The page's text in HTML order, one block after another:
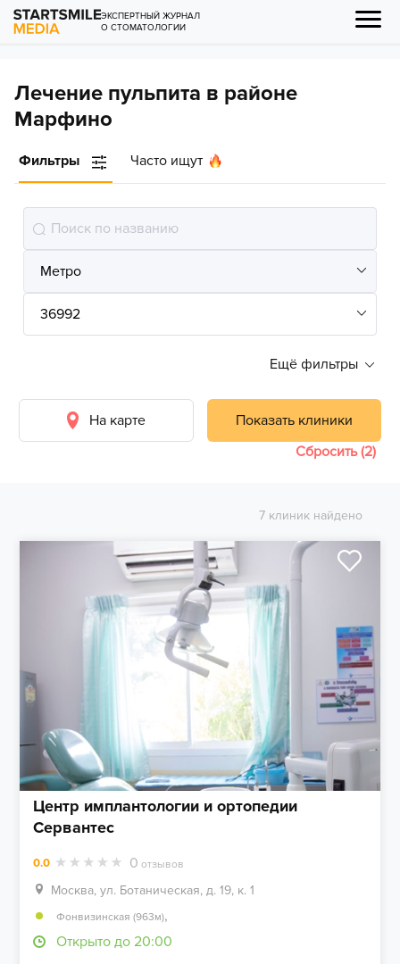
ЭКСПЕРТНЫЙ ЖУРНАЛ
О СТОМАТОЛОГИИ
Лечение пульпита в районе
Марфино
Фильтры Часто ищут
Ещё фильтры
На карте
Показать клиники
Сбросить (2)
7 клиник найдено
Центр имплантологии и ортопедии
Сервантес
0.0 0 отзывов
Москва, ул. Ботаническая, д. 19, к. 1
Фонвизинская (963м),
Открыто до 20:00